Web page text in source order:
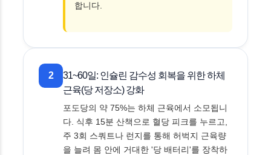
합니다.
2
31~60일: 인슐린 감수성 회복을 위한 하체
근육(당 저장소) 강화
포도당의 약 75%는 하체 근육에서 소모됩니
다. 식후 15분 산책으로 혈당 피크를 누르고,
주 3회 스쿼트나 런지를 통해 허벅지 근육량
을 늘려 몸 안에 거대한 '당 배터리'를 장착하